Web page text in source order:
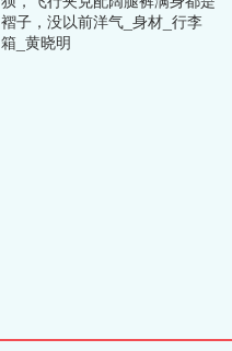
褶子，没以前洋气_身材_行李
箱_黄晓明